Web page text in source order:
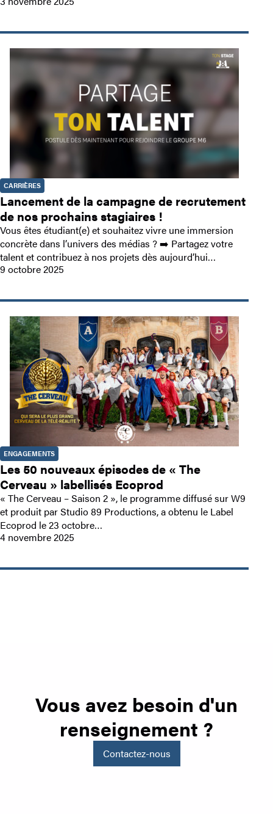
CARRIÈRES
Lancement de la campagne de recrutement
de nos prochains stagiaires !
Vous êtes étudiant(e) et souhaitez vivre une immersion
concrète dans l’univers des médias ? ➡️ Partagez votre
talent et contribuez à nos projets dès aujourd’hui…
9 octobre 2025
ENGAGEMENTS
Les 50 nouveaux épisodes de « The
Cerveau » labellisés Ecoprod
« The Cerveau – Saison 2 », le programme diffusé sur W9
et produit par Studio 89 Productions, a obtenu le Label
Ecoprod le 23 octobre…
4 novembre 2025
Vous avez besoin d'un
renseignement ?
Contactez-nous